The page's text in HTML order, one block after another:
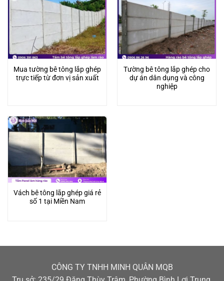
Mua tường bê tông lắp ghép
trực tiếp từ đơn vị sản xuất
Tường bê tông lắp ghép cho
dự án dân dụng và công
nghiệp
Vách bê tông lắp ghép giá rẻ
số 1 tại Miền Nam
CÔNG TY TNHH MINH QUÂN MQB